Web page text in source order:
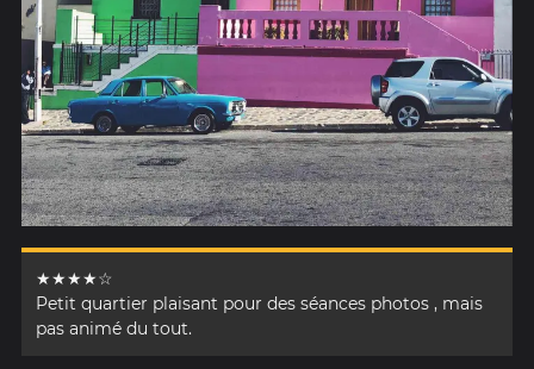
★★★★☆
Petit quartier plaisant pour des séances photos , mais
pas animé du tout.